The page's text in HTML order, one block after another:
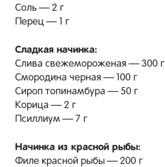
Соль — 2 г
Перец — 1 г
Сладкая начинка:
Слива свежемороженая — 300 г
Смородина черная — 100 г
Сироп топинамбура — 50 г
Корица — 2 г
Псиллиум — 7 г
Начинка из красной рыбы:
Филе красной рыбы — 200 г